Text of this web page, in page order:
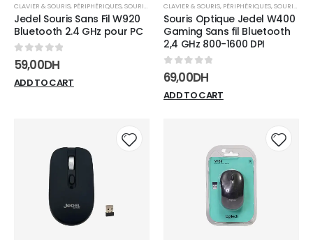
CLAVIER & SOURIS, PÉRIPHÉRIQUES,SOURIS SANS FIL
Jedel Souris Sans Fil W920
Bluetooth 2.4 GHz pour PC
0sur 5
59,00DH
ADD TO CART
CLAVIER & SOURIS, PÉRIPHÉRIQUES,SOURIS SANS FIL
Souris Optique Jedel W400
Gaming Sans fil Bluetooth
2,4 GHz 800-1600 DPI
0sur 5
69,00DH
ADD TO CART